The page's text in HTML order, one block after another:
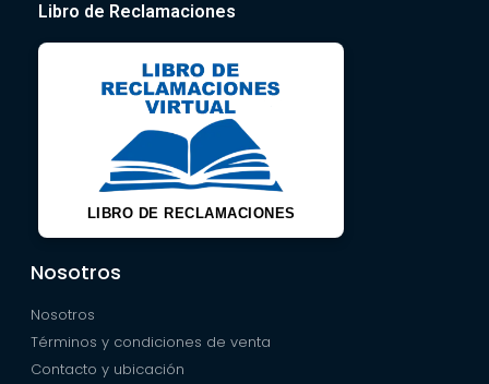
Libro de Reclamaciones
LIBRO DE RECLAMACIONES
Nosotros
Nosotros
Términos y condiciones de venta
Contacto y ubicación